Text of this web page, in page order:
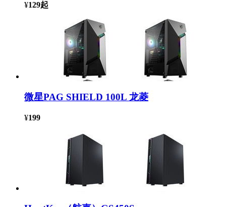
¥129起
微星PAG SHIELD 100L 龙菱
¥199